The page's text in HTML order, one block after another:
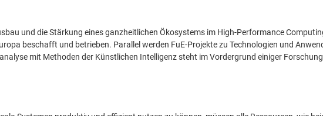
und die Stärkung eines ganzheitlichen Ökosystems im High-Performance
beschafft und betrieben. Parallel werden FuE-Projekte zu Technologien und
mit Methoden der Künstlichen Intelligenz steht im Vordergrund einiger